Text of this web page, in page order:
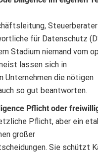
für Datenschutz
Stadium niemand vom
lassen sich in
Unternehmen die nötigen
so gut beantworten.
Pflicht oder
Pflicht, aber ein
großer
Sie schützt